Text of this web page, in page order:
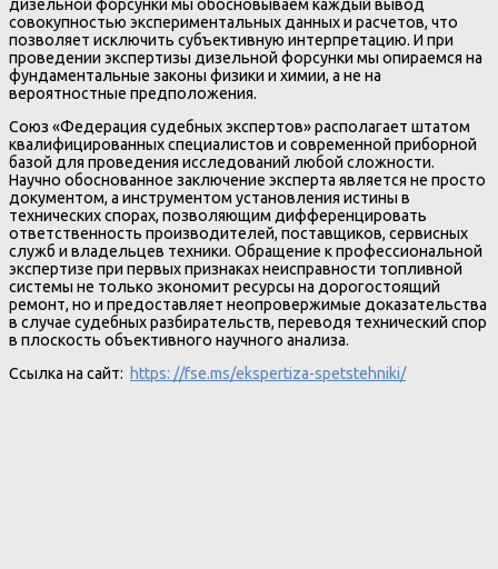
дизельной форсунки мы обосновываем каждый вывод
совокупностью экспериментальных данных и расчетов, что
позволяет исключить субъективную интерпретацию. И при
проведении экспертизы дизельной форсунки мы опираемся на
фундаментальные законы физики и химии, а не на
вероятностные предположения.
Союз «Федерация судебных экспертов» располагает штатом
квалифицированных специалистов и современной приборной
базой для проведения исследований любой сложности.
Научно обоснованное заключение эксперта является не просто
документом, а инструментом установления истины в
технических спорах, позволяющим дифференцировать
ответственность производителей, поставщиков, сервисных
служб и владельцев техники. Обращение к профессиональной
экспертизе при первых признаках неисправности топливной
системы не только экономит ресурсы на дорогостоящий
ремонт, но и предоставляет неопровержимые доказательства
в случае судебных разбирательств, переводя технический спор
в плоскость объективного научного анализа.
Ссылка на сайт: https: //fse.ms/ekspertiza-spetstehniki/